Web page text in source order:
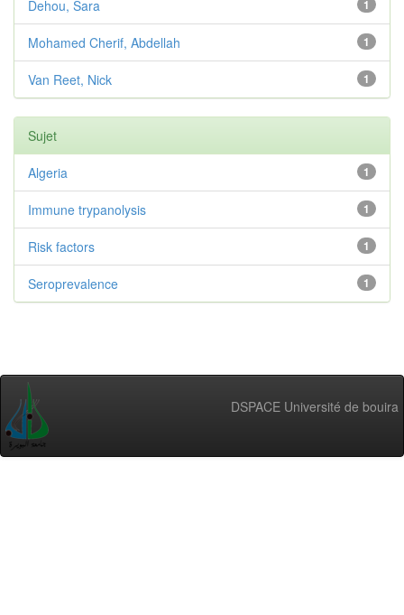
1
Dehou, Sara
1
Mohamed Cherif, Abdellah
1
Van Reet, Nick
Sujet
1
Algeria
1
Immune trypanolysis
1
Risk factors
1
Seroprevalence
DSPACE Université de bouira